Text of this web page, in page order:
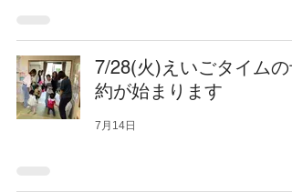
7/28(火)えいごタイムの
約が始まります
7月14日